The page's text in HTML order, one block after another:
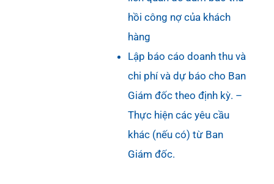
hồi công nợ của khách
hàng
Lập báo cáo doanh thu và
chi phí và dự báo cho Ban
Giám đốc theo định kỳ. –
Thực hiện các yêu cầu
khác (nếu có) từ Ban
Giám đốc.